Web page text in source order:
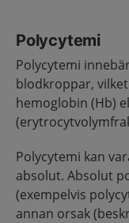
Polycytemi
Polycytemi
blodkroppar,
hemoglobin (Hb)
Polycytemi kan
absolut. Absolut
(exempelvis
annan orsak